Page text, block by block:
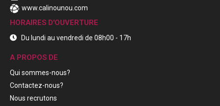
www.calinounou.com
HORAIRES D'OUVERTURE
Du lundi au vendredi de 08h00 - 17h
A PROPOS DE
Qui sommes-nous?
Contactez-nous?
Nous recrutons